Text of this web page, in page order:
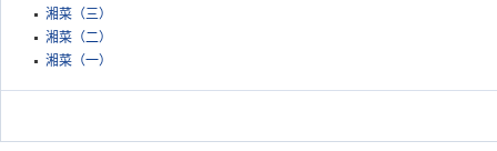
湘菜（三）
湘菜（二）
湘菜（一）